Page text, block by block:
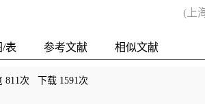
(上
/表 参考文献 相似文献
811次 下载 1591次